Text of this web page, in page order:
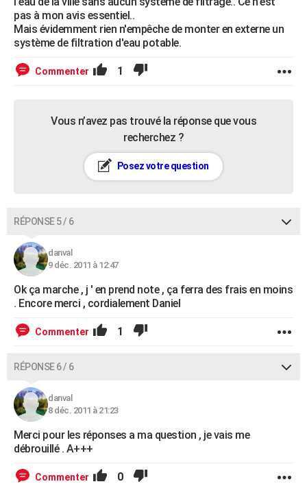
pas à mon avis essentiel..
Mais évidemment rien n'empêche de monter en externe un
système de filtration d'eau potable.
Commenter 1
Vous n’avez pas trouvé la réponse que vous
recherchez ?
Posez votre question
RÉPONSE 5 / 6
danval
9 déc. 2011 à 12:47
Ok ça marche , j ' en prend note , ça ferra des frais en moins
. Encore merci , cordialement Daniel
Commenter 1
RÉPONSE 6 / 6
danval
8 déc. 2011 à 21:23
Merci pour les réponses a ma question , je vais me
débrouillé . A+++
Commenter 0